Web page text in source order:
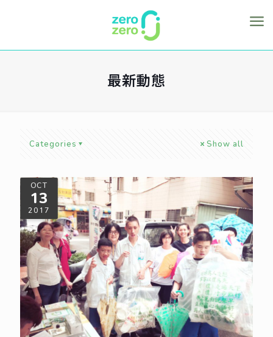
最新動態
Categories Show all
OCT
13
2017